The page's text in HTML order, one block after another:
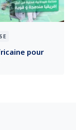
pour